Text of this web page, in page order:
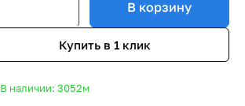
В корзину
Купить в 1 клик
В наличии: 3052м